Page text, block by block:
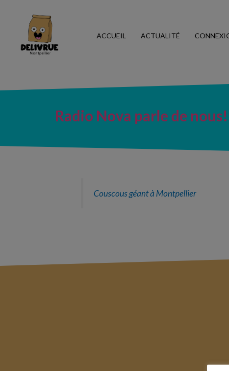
ACCUEIL ACTUALITÉ
Radio Nova parle de nous!
Couscous géant à Montpellier